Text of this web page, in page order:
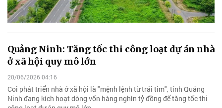
Quảng Ninh: Tăng tốc thi công loạt dự án nhà
ở xã hội quy mô lớn
20/06/2026 04:16
Coi phát triển nhà ở xã hội là "mệnh lệnh từ trái tim", tỉnh Quảng
Ninh đang kích hoạt dòng vốn hàng nghìn tỷ đồng để tăng tốc thi